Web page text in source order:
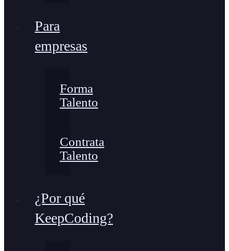
Para
empresas
Forma
Talento
Contrata
Talento
¿Por qué
KeepCoding?